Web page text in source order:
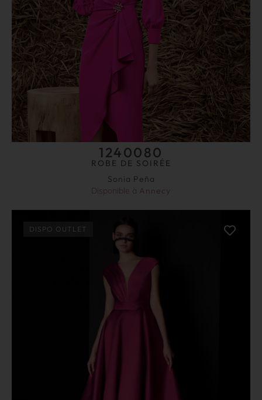
1240080
ROBE DE SOIRÉE
Sonia Peña
Disponible à Annecy
DISPO OUTLET